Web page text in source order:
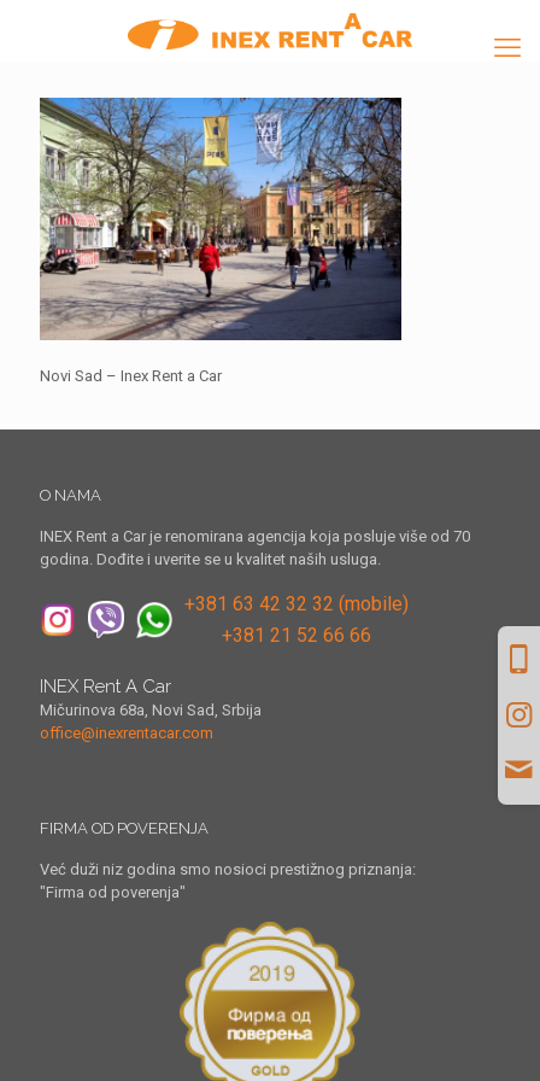
Novi Sad – Inex Rent a Car
O NAMA
INEX Rent a Car je renomirana agencija koja posluje više od 70
godina. Dođite i uverite se u kvalitet naših usluga.
+381 63 42 32 32 (mobile)
+381 21 52 66 66
INEX Rent A Car
Mičurinova 68a, Novi Sad, Srbija
office@inexrentacar.com
FIRMA OD POVERENJA
Već duži niz godina smo nosioci prestižnog priznanja:
"Firma od poverenja"